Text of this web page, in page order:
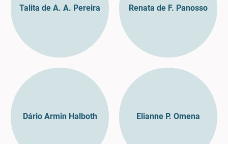
Talita de A. A. Pereira Renata de F. Panosso
Dário Armin Halboth Elianne P. Omena